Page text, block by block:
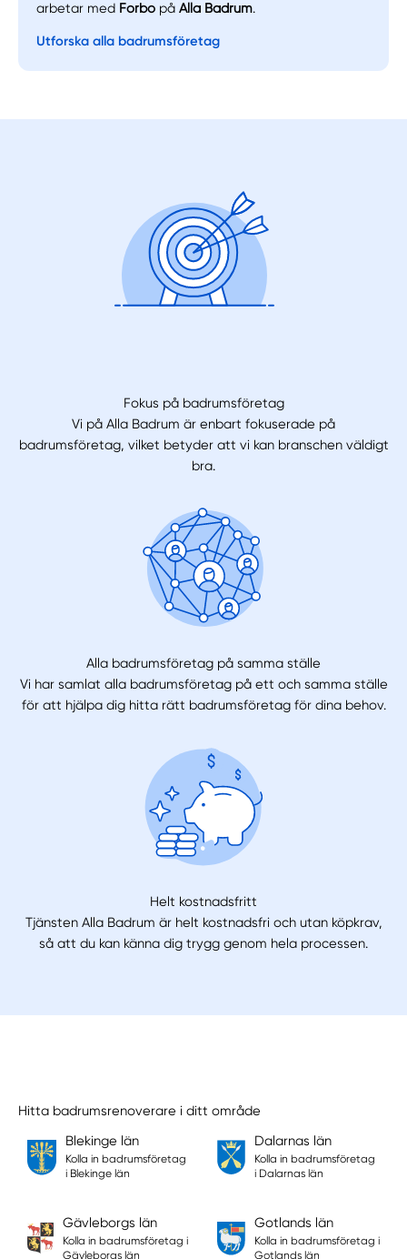
arbetar med Forbo på Alla Badrum.
Utforska alla badrumsföretag
Fokus på badrumsföretag
Vi på Alla Badrum är enbart fokuserade på
badrumsföretag, vilket betyder att vi kan branschen väldigt
bra.
Alla badrumsföretag på samma ställe
Vi har samlat alla badrumsföretag på ett och samma ställe
för att hjälpa dig hitta rätt badrumsföretag för dina behov.
Helt kostnadsfritt
Tjänsten Alla Badrum är helt kostnadsfri och utan köpkrav,
så att du kan känna dig trygg genom hela processen.
Hitta badrumsrenoverare i ditt område
Blekinge län
Kolla in badrumsföretag
i Blekinge län
Dalarnas län
Kolla in badrumsföretag
i Dalarnas län
Gävleborgs län
Kolla in badrumsföretag i
Gävleborgs län
Gotlands län
Kolla in badrumsföretag i
Gotlands län